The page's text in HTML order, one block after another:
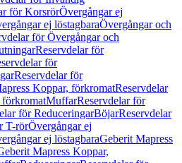
för KorsrörÖvergångar ej
ej löstagbaraÖvergångar och
för Övergångar och
Reservdelar för
för
Reservdelar för
Koppar, förkromatReservdelar
förkromatMuffarReservdelar för
för ReduceringarBöjarReservdelar
T-rörÖvergångar ej
ej löstagbaraGeberit Mapress
Mapress Koppar,